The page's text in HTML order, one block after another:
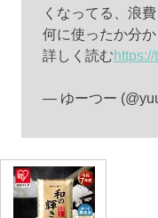
くなってる、浪
何に使ったか分か
詳しく読む
— ゆーつー